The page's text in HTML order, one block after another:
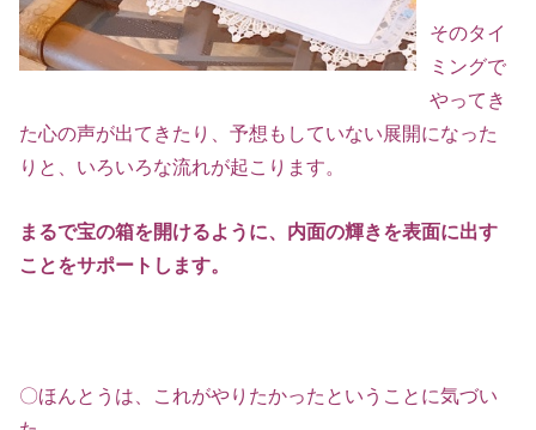
そのタイ
ミングで
やってき
た心の声が出てきたり、予想もしていない展開になった
りと、いろいろな流れが起こります。
まるで宝の箱を開けるように、内面の輝きを表面に出す
ことをサポートします。
〇ほんとうは、これがやりたかったということに気づい